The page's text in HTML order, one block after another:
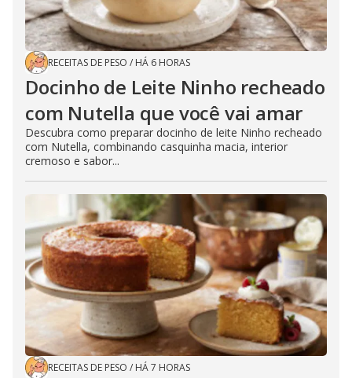
RECEITAS DE PESO / HÁ 6 HORAS
Docinho de Leite Ninho recheado
com Nutella que você vai amar
Descubra como preparar docinho de leite Ninho recheado
com Nutella, combinando casquinha macia, interior
cremoso e sabor...
RECEITAS DE PESO / HÁ 7 HORAS